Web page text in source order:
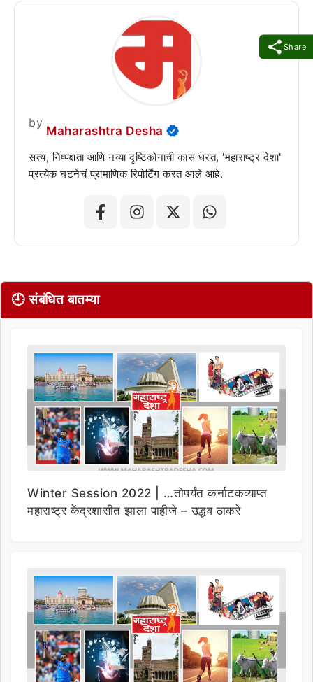
Share
by
Maharashtra Desha
सत्य, निष्पक्षता आणि नव्या दृष्टिकोनाची कास धरत, 'महाराष्ट्र देशा'
प्रत्येक घटनेचं प्रामाणिक रिपोर्टिंग करत आले आहे.
🕘 संबंधित बातम्या
Winter Session 2022 | …तोपर्यंत कर्नाटकव्याप्त
महाराष्ट्र केंद्रशासीत झाला पाहीजे – उद्धव ठाकरे